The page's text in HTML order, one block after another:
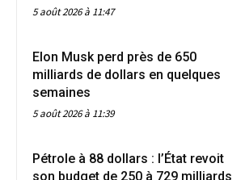
5 août 2026 à 11:47
Elon Musk perd près de 650
milliards de dollars en quelques
semaines
5 août 2026 à 11:39
Pétrole à 88 dollars : l’État revoit
son budget de 250 à 729 milliards